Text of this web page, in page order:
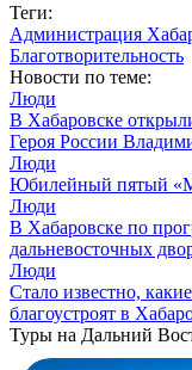
Теги:
Администрация
Благотворительность
Новости по теме:
Люди
В Хабаровске
Героя России
Люди
Юбилейный пятый
Люди
В Хабаровске по
дальневосточных
Люди
Стало известно,
благоустроят в
Туры на Дальний